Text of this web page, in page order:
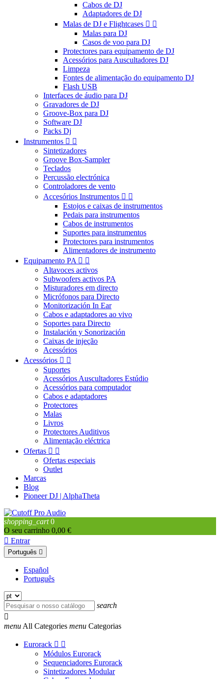
Cabos de DJ
Adaptadores de DJ
Malas de DJ e Flightcases  
Malas para DJ
Casos de voo para DJ
Protectores para equipamento de DJ
Acessórios para Auscultadores DJ
Limpeza
Fontes de alimentação do equipamento DJ
Flash USB
Interfaces de áudio para DJ
Gravadores de DJ
Groove-Box para DJ
Software DJ
Packs Dj
Instrumentos  
Sintetizadores
Groove Box-Sampler
Teclados
Percussão electrónica
Controladores de vento
Accesórios Instrumentos  
Estojos e caixas de instrumentos
Pedais para instrumentos
Cabos de instrumentos
Suportes para instrumentos
Protectores para instrumentos
Alimentadores de instrumento
Equipamento PA  
Altavoces activos
Subwoofers activos PA
Misturadores em directo
Micrófonos para Directo
Monitorización In Ear
Cabos e adaptadores ao vivo
Soportes para Directo
Instalación y Sonorización
Caixas de injeção
Acessórios
Acessórios  
Suportes
Acessórios Auscultadores Estúdio
Acessórios para computador
Cabos e adaptadores
Protectores
Malas
Livros
Protectores Auditivos
Alimentação eléctrica
Ofertas  
Ofertas especiais
Outlet
Marcas
Blog
Pioneer DJ | AlphaTheta
shopping_cart 0
O seu carrinho 0,00 €
 Entrar
Português 
Español
Português
search

menu All Categories menu Categorias
Eurorack  
Módulos Eurorack
Sequenciadores Eurorack
Sintetizadores Modular